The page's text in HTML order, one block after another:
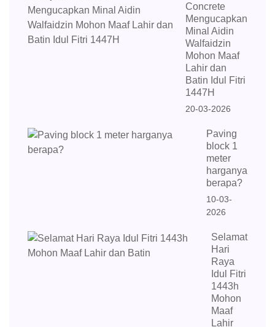
Concrete
Mengucapkan
Minal Aidin
Walfaidzin
Mohon Maaf
Lahir dan
Batin Idul Fitri
1447H
20-03-2026
Paving
block 1
meter
harganya
berapa?
10-03-
2026
Selamat
Hari
Raya
Idul Fitri
1443h
Mohon
Maaf
Lahir